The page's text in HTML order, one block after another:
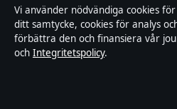
Vi använder nödvändiga cookies
ditt samtycke, cookies för analys
förbättra den och finansiera vår
och Integritetspolicy.